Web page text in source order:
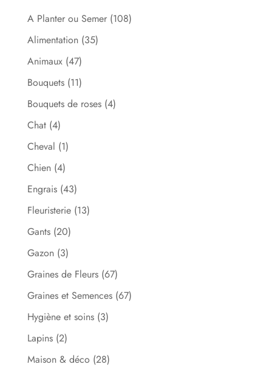
A Planter ou Semer (108)
Alimentation (35)
Animaux (47)
Bouquets (11)
Bouquets de roses (4)
Chat (4)
Cheval (1)
Chien (4)
Engrais (43)
Fleuristerie (13)
Gants (20)
Gazon (3)
Graines de Fleurs (67)
Graines et Semences (67)
Hygiène et soins (3)
Lapins (2)
Maison & déco (28)